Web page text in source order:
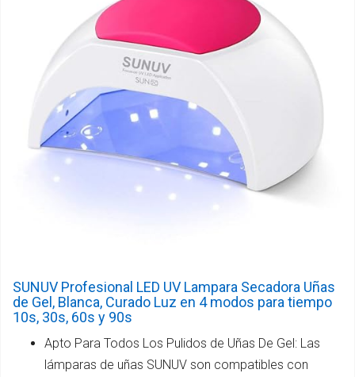
SUNUV Profesional LED UV Lampara Secadora Uñas
de Gel, Blanca, Curado Luz en 4 modos para tiempo
10s, 30s, 60s y 90s
Apto Para Todos Los Pulidos de Uñas De Gel: Las
lámparas de uñas SUNUV son compatibles con